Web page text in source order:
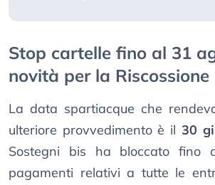
Stop cartelle fino al 31
novità per la Riscossione
La data spartiacque che
ulteriore provvedimento è il 30
Sostegni bis ha bloccato fino
pagamenti relativi a tutte le